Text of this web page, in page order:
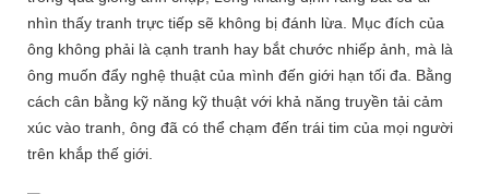
nhìn thấy tranh trực tiếp sẽ không bị đánh lừa. Mục đích của
ông không phải là cạnh tranh hay bắt chước nhiếp ảnh, mà là
ông muốn đẩy nghệ thuật của mình đến giới hạn tối đa. Bằng
cách cân bằng kỹ năng kỹ thuật với khả năng truyền tải cảm
xúc vào tranh, ông đã có thể chạm đến trái tim của mọi người
trên khắp thế giới.